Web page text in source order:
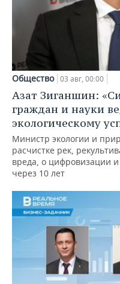
Общество 03 авг, 00:00
Азат Зиганшин:
граждан и науки
экологическому
Министр экологии и
расчистке рек,
вреда, о цифровизации и
через 10 лет